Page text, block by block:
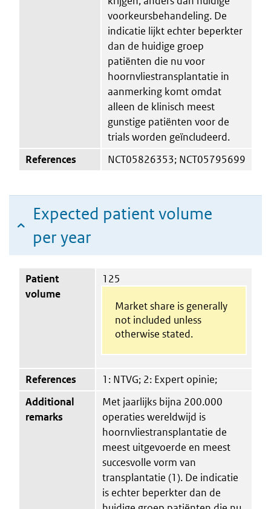
voorkeursbehandeling. De
indicatie lijkt echter beperkter
dan de huidige groep
patiënten die nu voor
hoornvliestransplantatie in
aanmerking komt omdat
alleen de klinisch meest
gunstige patiënten voor de
trials worden geïncludeerd.
References
NCT05826353; NCT05795699
Expected patient volume
per year
Patient
volume
125
Market share is generally
not included unless
otherwise stated.
References
1: NTVG; 2: Expert opinie;
Additional
remarks
Met jaarlijks bijna 200.000
operaties wereldwijd is
hoornvliestransplantatie de
meest uitgevoerde en meest
succesvolle vorm van
transplantatie (1). De indicatie
is echter beperkter dan de